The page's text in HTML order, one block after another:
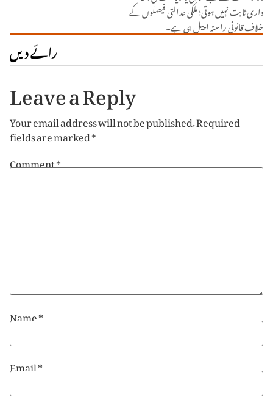
داری ثابت نہیں ہوتی؛ ملکی عدالتی فیصلوں کے
خلاف قانونی راستہ اپیل ہی ہے۔
رائے دیں
Leave a Reply
Your email address will not be published.Required
fields are marked*
Comment*
Name*
Email*